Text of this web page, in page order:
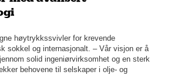
høytrykkssvivler for krevende
sokkel og internasjonalt. – Vår visjon er å
solid ingeniørvirksomhet og en sterk
behovene til selskaper i olje- og